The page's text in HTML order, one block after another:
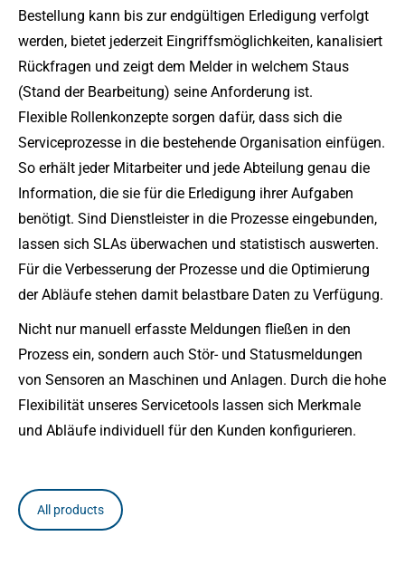
Bestellung kann bis zur endgültigen Erledigung verfolgt
werden, bietet jederzeit Eingriffsmöglichkeiten, kanalisiert
Rückfragen und zeigt dem Melder in welchem Staus
(Stand der Bearbeitung) seine Anforderung ist.
Flexible Rollenkonzepte sorgen dafür, dass sich die
Serviceprozesse in die bestehende Organisation einfügen.
So erhält jeder Mitarbeiter und jede Abteilung genau die
Information, die sie für die Erledigung ihrer Aufgaben
benötigt. Sind Dienstleister in die Prozesse eingebunden,
lassen sich SLAs überwachen und statistisch auswerten.
Für die Verbesserung der Prozesse und die Optimierung
der Abläufe stehen damit belastbare Daten zu Verfügung.
Nicht nur manuell erfasste Meldungen fließen in den
Prozess ein, sondern auch Stör- und Statusmeldungen
von Sensoren an Maschinen und Anlagen. Durch die hohe
Flexibilität unseres Servicetools lassen sich Merkmale
und Abläufe individuell für den Kunden konfigurieren.
All products